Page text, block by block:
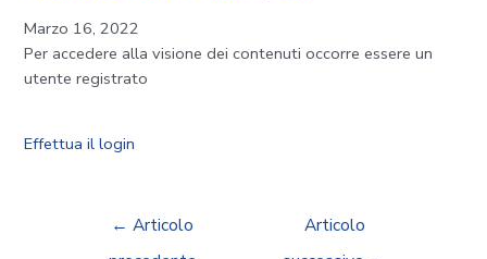
Marzo 16, 2022
Per accedere alla visione dei contenuti occorre essere un
utente registrato
Effettua il login
← Articolo
Articolo